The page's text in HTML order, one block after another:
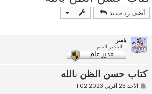
أضف رد جديد
ياسر
.: المدير العام :.
كتاب حسن الظن بالله
مالأحد 23 أفريل 2023 1:02